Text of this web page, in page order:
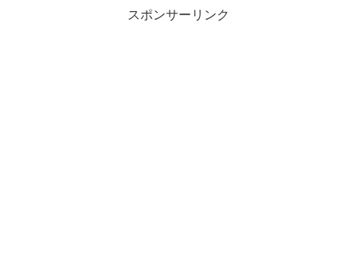
スポンサーリンク